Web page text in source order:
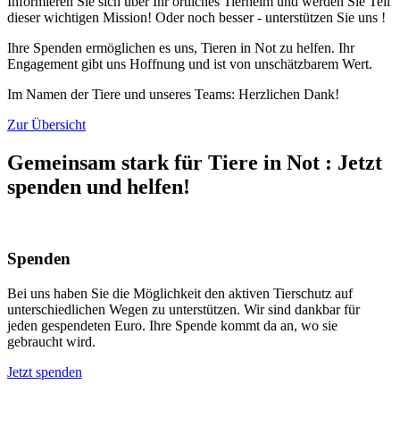
dieser wichtigen Mission! Oder noch besser - unterstützen Sie uns !
Ihre Spenden ermöglichen es uns, Tieren in Not zu helfen. Ihr
Engagement gibt uns Hoffnung und ist von unschätzbarem Wert.
Im Namen der Tiere und unseres Teams: Herzlichen Dank!
Zur Übersicht
Gemeinsam stark für Tiere in Not : Jetzt
spenden und helfen!
Spenden
Bei uns haben Sie die Möglichkeit den aktiven Tierschutz auf
unterschiedlichen Wegen zu unterstützen. Wir sind dankbar für
jeden gespendeten Euro. Ihre Spende kommt da an, wo sie
gebraucht wird.
Jetzt spenden